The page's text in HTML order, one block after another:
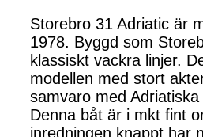
Storebro 31 Adriatic är
1978. Byggd som
klassiskt vackra linjer.
modellen med stort
samvaro med
Denna båt är i mkt fint
inredningen knappt har